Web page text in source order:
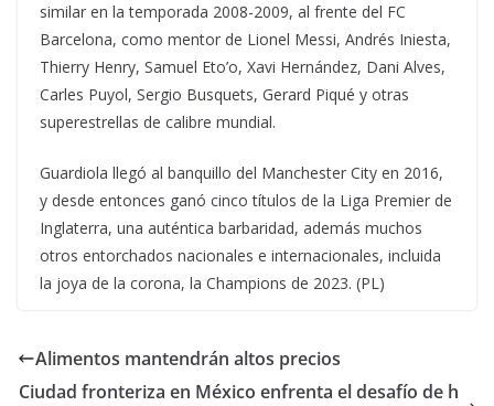
similar en la temporada 2008-2009, al frente del FC
Barcelona, como mentor de Lionel Messi, Andrés Iniesta,
Thierry Henry, Samuel Eto’o, Xavi Hernández, Dani Alves,
Carles Puyol, Sergio Busquets, Gerard Piqué y otras
superestrellas de calibre mundial.
Guardiola llegó al banquillo del Manchester City en 2016,
y desde entonces ganó cinco títulos de la Liga Premier de
Inglaterra, una auténtica barbaridad, además muchos
otros entorchados nacionales e internacionales, incluida
la joya de la corona, la Champions de 2023. (PL)
Alimentos mantendrán altos precios
Ciudad fronteriza en México enfrenta el desafío de h